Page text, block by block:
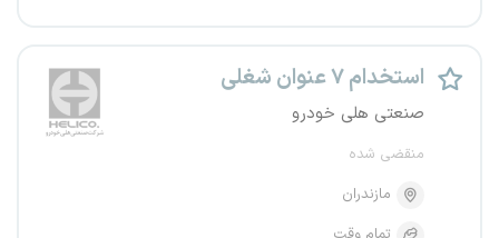
استخدام ۷ عنوان شغلی
صنعتی هلی خودرو
منقضی شده
مازندران